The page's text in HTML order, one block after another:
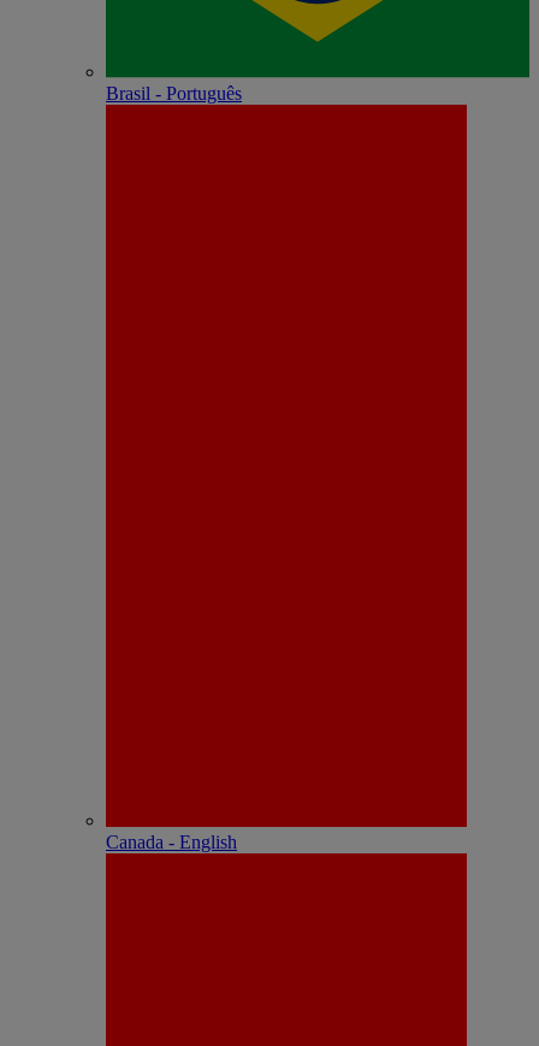
Brasil - Português
Canada - English